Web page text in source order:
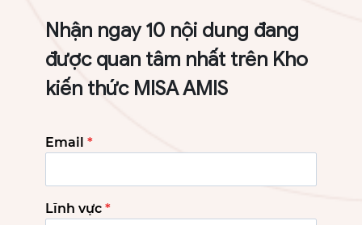
Nhận ngay 10 nội dung đang
được quan tâm nhất trên Kho
kiến thức MISA AMIS
Email *
Lĩnh vực *